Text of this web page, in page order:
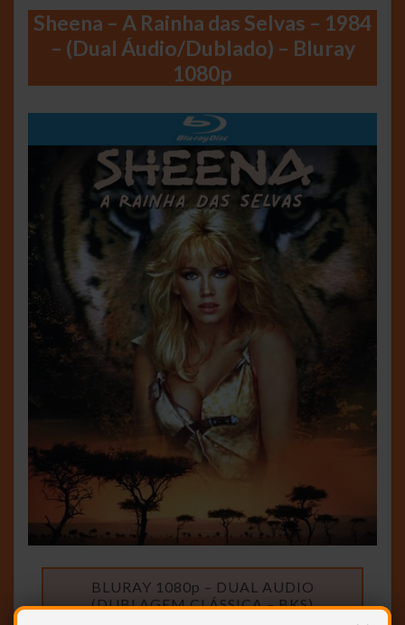
Sheena – A Rainha das Selvas – 1984
– (Dual Áudio/Dublado) – Bluray
1080p
BLURAY 1080p – DUAL AUDIO
(DUBLAGEM CLÁSSICA – BKS)